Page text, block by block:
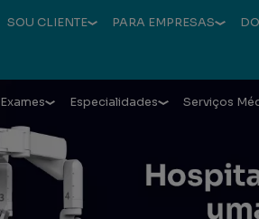
SOU CLIENTE PARA EMPRESAS
Exames Especialidades Serviços